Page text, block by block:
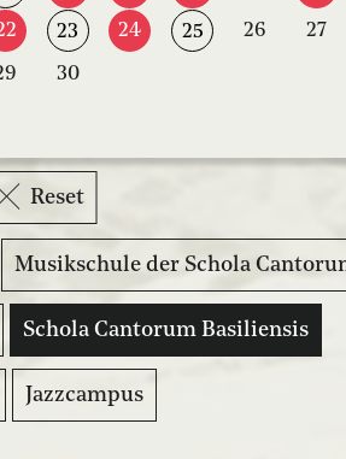
23 24 25 26 27
30
Reset
Musikschule der Schola
Schola Cantorum Basiliensis
Jazzcampus